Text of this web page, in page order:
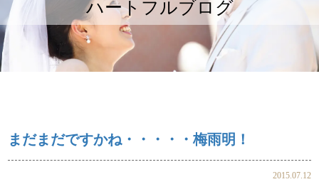
ハートフルブログ
まだまだですかね・・・・・梅雨明！
2015.07.12